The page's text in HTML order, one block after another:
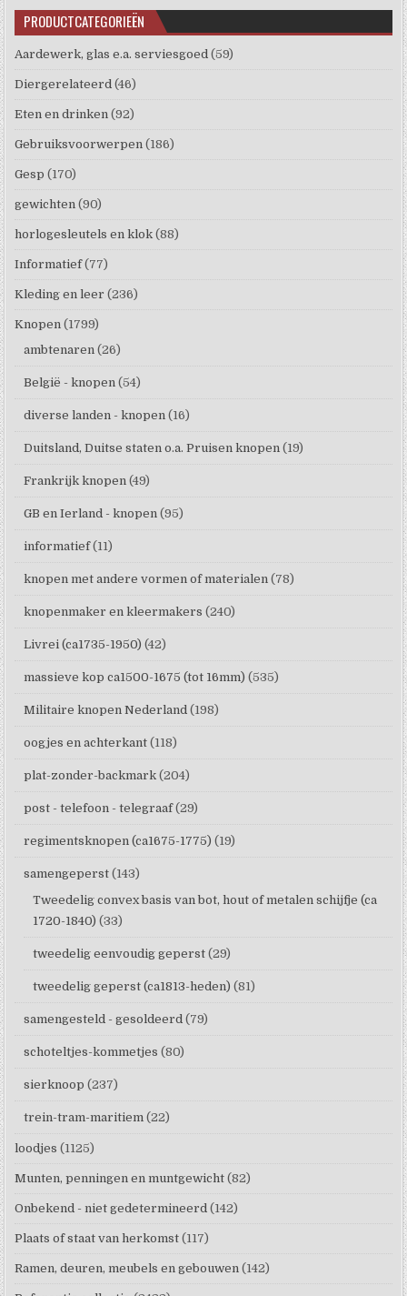
PRODUCTCATEGORIEËN
Aardewerk, glas e.a. serviesgoed (59)
Diergerelateerd (46)
Eten en drinken (92)
Gebruiksvoorwerpen (186)
Gesp (170)
gewichten (90)
horlogesleutels en klok (88)
Informatief (77)
Kleding en leer (236)
Knopen (1799)
ambtenaren (26)
België - knopen (54)
diverse landen - knopen (16)
Duitsland, Duitse staten o.a. Pruisen knopen (19)
Frankrijk knopen (49)
GB en Ierland - knopen (95)
informatief (11)
knopen met andere vormen of materialen (78)
knopenmaker en kleermakers (240)
Livrei (ca1735-1950) (42)
massieve kop ca1500-1675 (tot 16mm) (535)
Militaire knopen Nederland (198)
oogjes en achterkant (118)
plat-zonder-backmark (204)
post - telefoon - telegraaf (29)
regimentsknopen (ca1675-1775) (19)
samengeperst (143)
Tweedelig convex basis van bot, hout of metalen schijfje (ca
1720-1840) (33)
tweedelig eenvoudig geperst (29)
tweedelig geperst (ca1813-heden) (81)
samengesteld - gesoldeerd (79)
schoteltjes-kommetjes (80)
sierknoop (237)
trein-tram-maritiem (22)
loodjes (1125)
Munten, penningen en muntgewicht (82)
Onbekend - niet gedetermineerd (142)
Plaats of staat van herkomst (117)
Ramen, deuren, meubels en gebouwen (142)